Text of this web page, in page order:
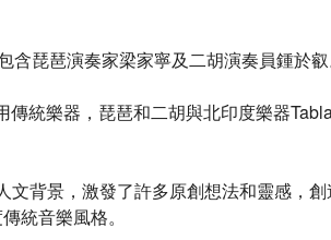
琵琶演奏家梁家寧及二胡演奏員鍾於叡
統樂器，琵琶和二胡與北印度樂器
背景，激發了許多原創想法和靈感，
統音樂風格。